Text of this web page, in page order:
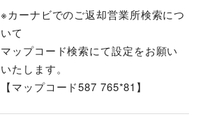
※カーナビでのご返却営業所検索につ
いて
マップコード検索にて設定をお願い
いたします。
【マップコード587 765*81】